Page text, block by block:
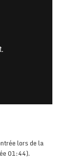
lors de la
01:44).